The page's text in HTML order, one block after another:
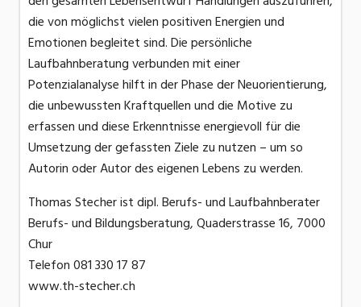
die von möglichst vielen positiven Energien und
Emotionen begleitet sind. Die persönliche
Laufbahnberatung verbunden mit einer
Potenzialanalyse hilft in der Phase der Neuorientierung,
die unbewussten Kraftquellen und die Motive zu
erfassen und diese Erkenntnisse energievoll für die
Umsetzung der gefassten Ziele zu nutzen – um so
Autorin oder Autor des eigenen Lebens zu werden.
Thomas Stecher ist dipl. Berufs- und Laufbahnberater
Berufs- und Bildungsberatung, Quaderstrasse 16, 7000
Chur
Telefon 081 330 17 87
www.th-stecher.ch